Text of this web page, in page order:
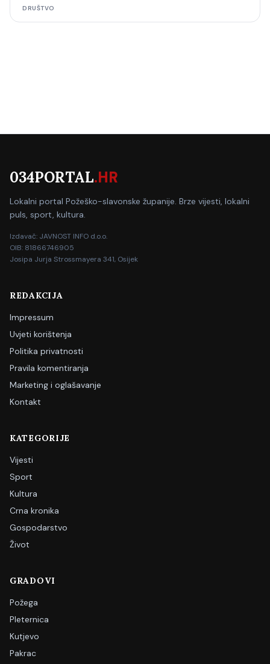
DRUŠTVO
034PORTAL.HR
Lokalni portal Požeško-slavonske županije. Brze vijesti, lokalni
puls, sport, kultura.
Izdavač: JAVNOST INFO d.o.o.
OIB: 81866746905
Josipa Jurja Strossmayera 341, Osijek
REDAKCIJA
Impressum
Uvjeti korištenja
Politika privatnosti
Pravila komentiranja
Marketing i oglašavanje
Kontakt
KATEGORIJE
Vijesti
Sport
Kultura
Crna kronika
Gospodarstvo
Život
GRADOVI
Požega
Pleternica
Kutjevo
Pakrac